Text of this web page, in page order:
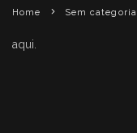
Home
Sem categoria
aqui.